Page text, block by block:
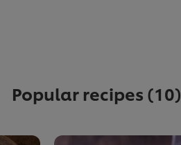
Popular recipes (10)